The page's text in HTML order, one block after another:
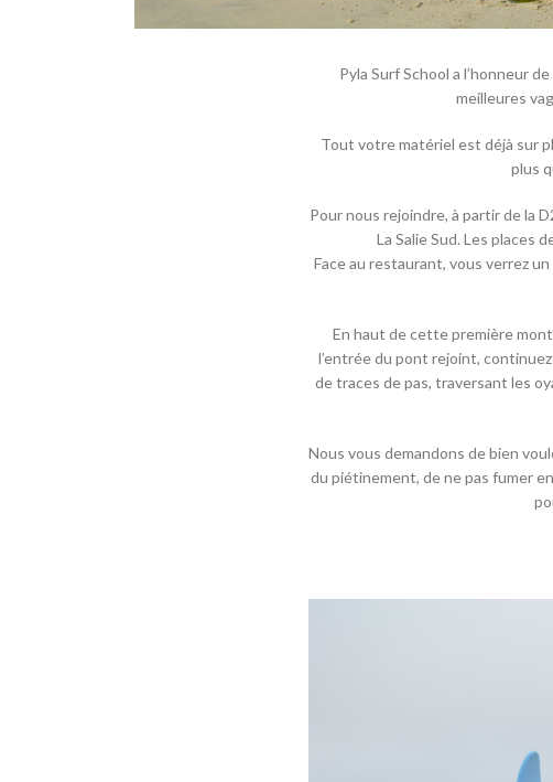
Pyla Surf School a l’honneur
meilleures
Tout votre matériel est déjà sur
plus
Pour nous rejoindre, à partir de la
La Salie Sud. Les places
Face au restaurant, vous verrez
En haut de cette première
l’entrée du pont rejoint,
de traces de pas, traversant les
Nous vous demandons de bien
du piétinement, de ne pas fumer